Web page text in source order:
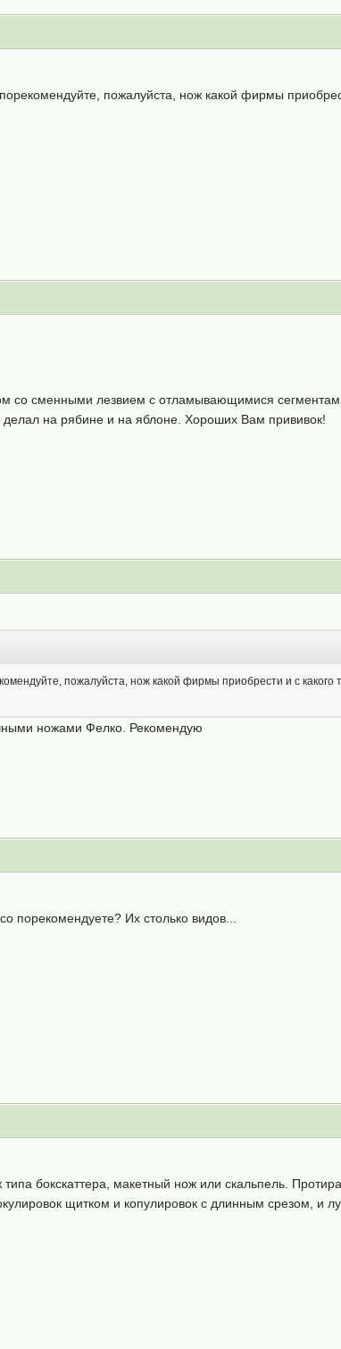
пожалуйста, нож какой фирмы
со сменными лезвием с отламывающимися
делал на рябине и на яблоне. Хороших Вам прививок!
пожалуйста, нож какой фирмы приобрести и с
ножами Фелко. Рекомендую
порекомендуете? Их столько видов...
бокскаттера, макетный нож или скальпель.
щитком и копулировок с длинным срезом, и